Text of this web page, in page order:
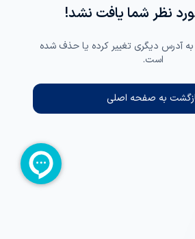
نظر شما یافت نشد!
آدرس دیگری تغییر کرده یا حذف شده
است.
به صفحه اصلی